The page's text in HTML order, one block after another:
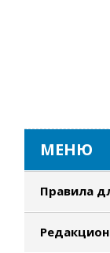
МЕНЮ
Правила